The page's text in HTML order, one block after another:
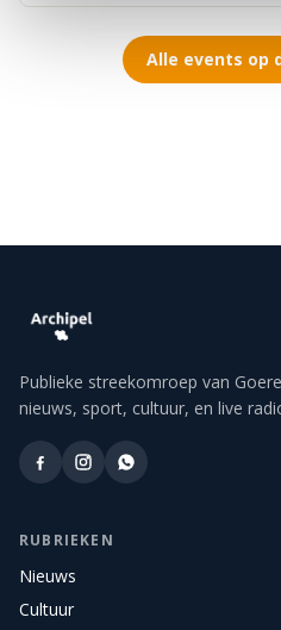
Alle events op
Publieke streekomroep van
nieuws, sport, cultuur, en live
RUBRIEKEN
Nieuws
Cultuur